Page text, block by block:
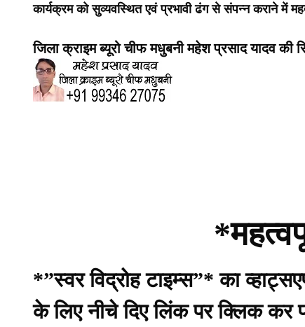
कार्यक्रम को सुव्यवस्थित एवं प्रभावी ढंग से संपन्न कराने में
जिला क्राइम ब्यूरो चीफ मधुबनी महेश प्रसाद यादव की
*”स्वर विद्रोह टाइम्स”* का
के लिए नीचे दिए लिंक पर क्लिक कर